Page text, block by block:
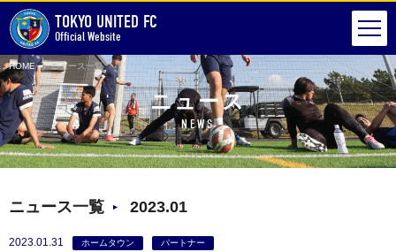
TOKYO UNITED FC
Official Website
HOME ニュース一覧
ニュース
NEWS
ニュース一覧 2023.01
2023.01.31 ホームタウン パートナー